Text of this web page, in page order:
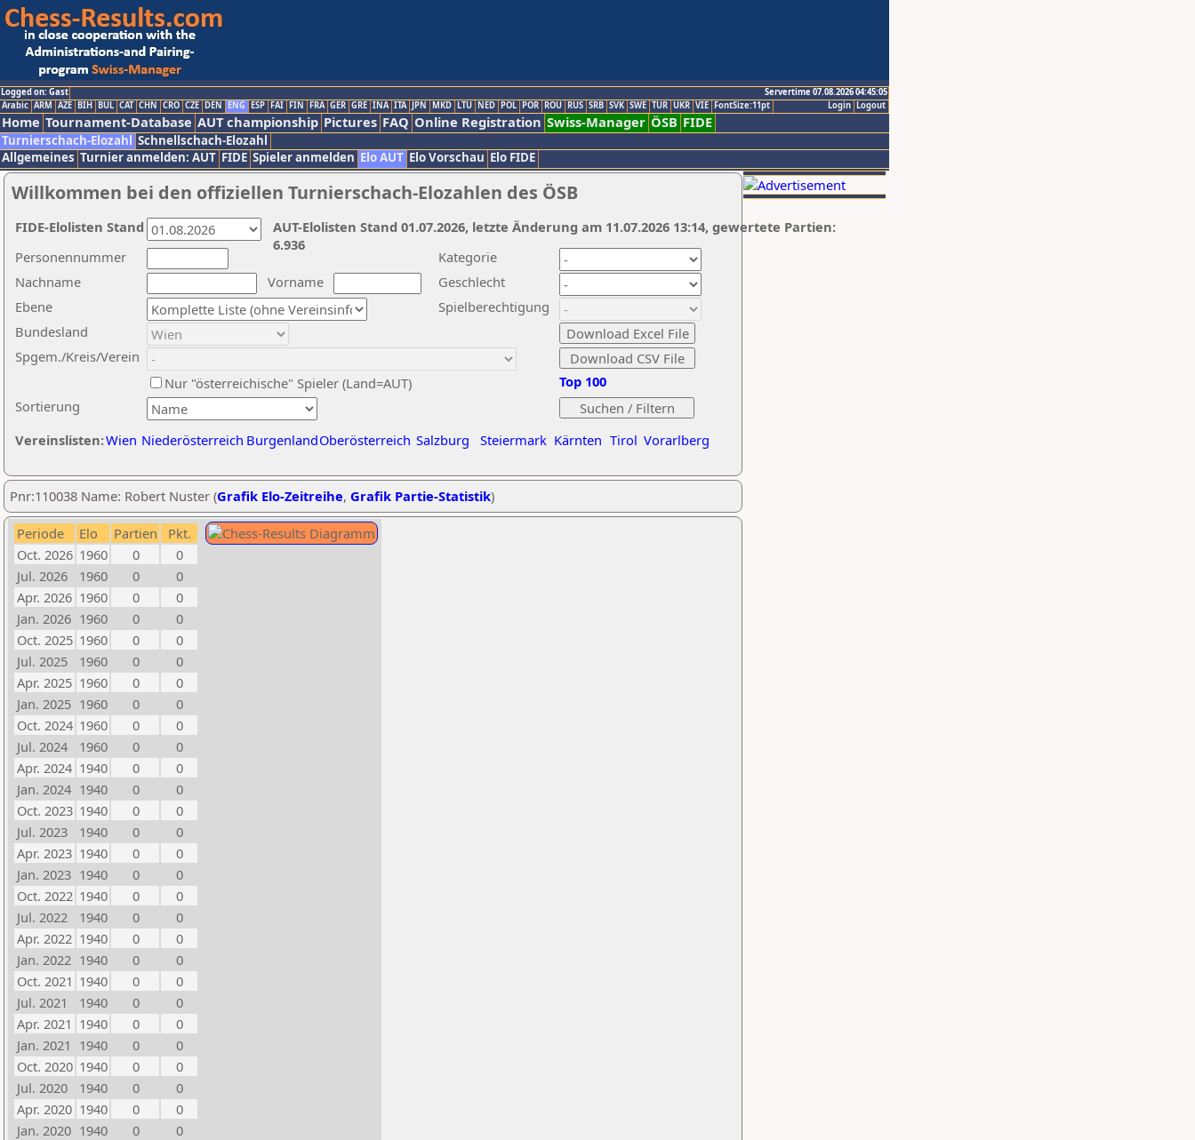
Logged on: Gast
Servertime 07.08.2026 04:45:05
Logout
Login
Arabic ARM AZE BIH BUL CAT CHN CRO CZE DEN ENG ESP FAI FIN FRA GER GRE INA ITA JPN MKD LTU NED POL POR ROU RUS SRB SVK SWE TUR UKR VIE FontSize:11pt
Home Tournament-Database AUT championship Pictures FAQ Online Registration Swiss-Manager ÖSB FIDE
Turnierschach-Elozahl Schnellschach-Elozahl
Allgemeines Turnier anmelden: AUT FIDE Spieler anmelden Elo AUT Elo Vorschau Elo FIDE
Willkommen bei den offiziellen Turnierschach-Elozahlen des ÖSB
Nachname
Vorname
Ebene
Kategorie
Sortierung
Personennummer
Bundesland
Spgem./Kreis/Verein
Geschlecht
Nur "österreichische" Spieler (Land=AUT)
Spielberechtigung
Vereinslisten:Wien Niederösterreich BurgenlandOberösterreich Salzburg Steiermark Kärnten Tirol Vorarlberg
Top 100
AUT-Elolisten Stand 01.07.2026, letzte Änderung am 11.07.2026 13:14, gewertete Partien:
6.936
FIDE-Elolisten Stand
Pnr:110038 Name: Robert Nuster (Grafik Elo-Zeitreihe, Grafik Partie-Statistik)
Periode Elo Partien
Pkt.
Oct. 2026 1960 0
0
Jul. 2026
1960 0
0
Apr. 2026 1960 0
0
Jan. 2026 1960 0
0
Oct. 2025 1960 0
0
Jul. 2025
1960 0
0
Apr. 2025 1960 0
0
Jan. 2025 1960 0
0
Oct. 2024 1960 0
0
Jul. 2024
1960 0
0
Apr. 2024 1940 0
0
Jan. 2024 1940 0
0
Oct. 2023 1940 0
0
Jul. 2023
1940 0
0
Apr. 2023 1940 0
0
Jan. 2023 1940 0
0
Oct. 2022 1940 0
0
Jul. 2022
1940 0
0
Apr. 2022 1940 0
0
Jan. 2022 1940 0
0
Oct. 2021 1940 0
0
Jul. 2021
1940 0
0
Apr. 2021 1940 0
0
Jan. 2021 1940 0
0
Oct. 2020 1940 0
0
Jul. 2020
1940 0
0
Apr. 2020 1940 0
0
Jan. 2020 1940 0
0